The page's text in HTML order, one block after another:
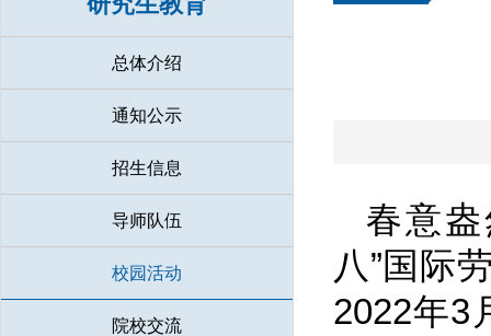
总体介绍
通知公示
招生信息
导师队伍
校园活动
院校交流
春意
八”国际
2022年3